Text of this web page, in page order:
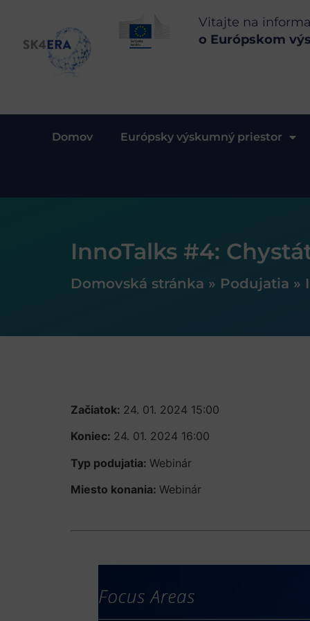
Vitajte na
o Európskom
Domov Európsky výskumný priestor
InnoTalks #4:
Domovská stránka » Podujatia »
Začiatok: 24. 01. 2024 15:00
Koniec: 24. 01. 2024 16:00
Typ podujatia: Webinár
Miesto konania: Webinár